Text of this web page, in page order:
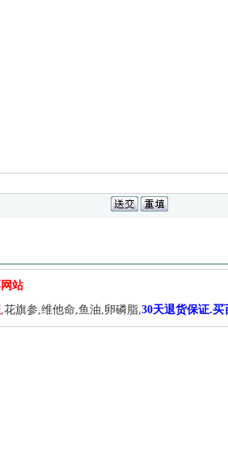
站
,花旗参,维他命,鱼油,卵磷脂,30天退货保证.买